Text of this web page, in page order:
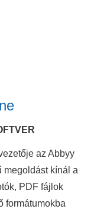
az Abbyy
megoldást kínál a
PDF fájlok
formátumokba